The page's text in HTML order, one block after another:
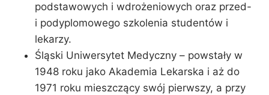
podstawowych i wdrożeniowych oraz przed-
i podyplomowego szkolenia studentów i
lekarzy.
Śląski Uniwersytet Medyczny – powstały w
1948 roku jako Akademia Lekarska i aż do
1971 roku mieszczący swój pierwszy, a przy